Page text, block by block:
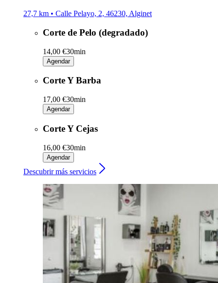
27,7 km • Calle Pelayo, 2, 46230, Alginet
Corte de Pelo (degradado)
14,00 €30min
Agendar
Corte Y Barba
17,00 €30min
Agendar
Corte Y Cejas
16,00 €30min
Agendar
Descubrir más servicios